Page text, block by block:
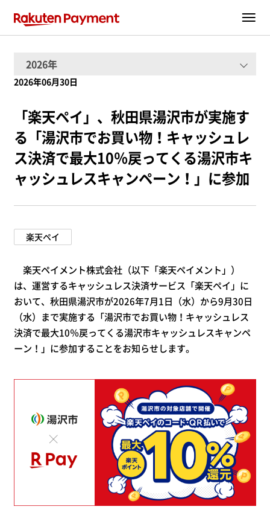
2026年06月30日
「楽天ペイ」、秋田県湯沢市が実施す
る「湯沢市でお買い物！キャッシュレ
ス決済で最大10％戻ってくる湯沢市キ
ャッシュレスキャンペーン！」に参加
楽天ペイ
楽天ペイメント株式会社（以下「楽天ペイメント」）
は、運営するキャッシュレス決済サービス「楽天ペイ」に
おいて、秋田県湯沢市が2026年7月1日（水）から9月30日
（水）まで実施する「湯沢市でお買い物！キャッシュレス
決済で最大10％戻ってくる湯沢市キャッシュレスキャンペ
ーン！」に参加することをお知らせします。